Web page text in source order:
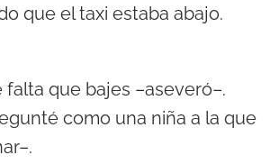
que el taxi estaba abajo.
falta que bajes –aseveró–.
como una niña a la que